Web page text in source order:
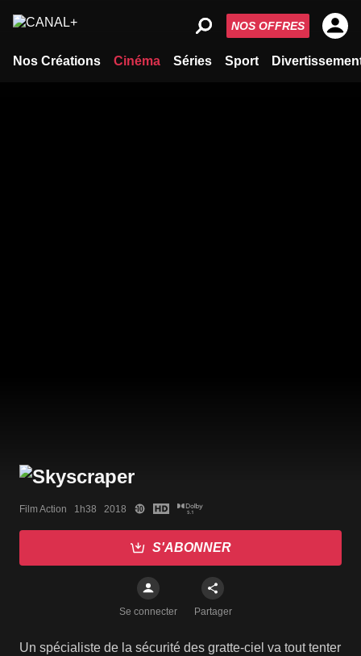
Nos Créations Cinéma Séries Sport
NOS OFFRES
Film Action   1h38   2018
S'ABONNER
Se connecter Partager
Un spécialiste de la sécurité des gratte-ciel va tout tenter